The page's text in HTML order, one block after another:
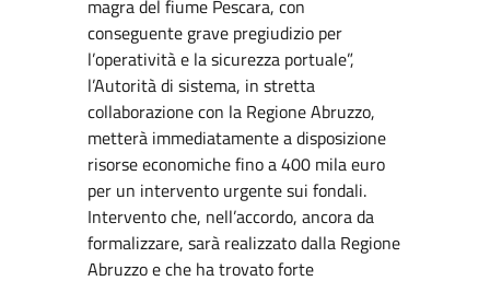
magra del fiume Pescara, con
conseguente grave pregiudizio per
l’operatività e la sicurezza portuale”,
l’Autorità di sistema, in stretta
collaborazione con la Regione Abruzzo,
metterà immediatamente a disposizione
risorse economiche fino a 400 mila euro
per un intervento urgente sui fondali.
Intervento che, nell’accordo, ancora da
formalizzare, sarà realizzato dalla Regione
Abruzzo e che ha trovato forte